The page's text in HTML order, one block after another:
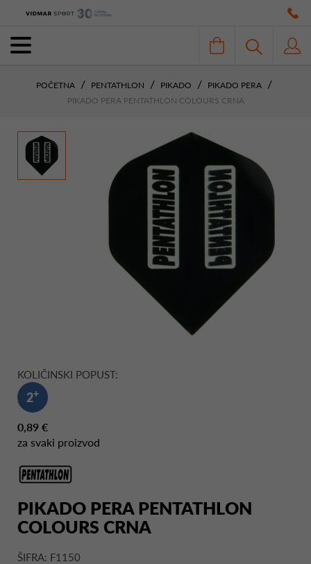
POČETNA PENTATHLON PIKADO
PIKADO PERA
PIKADO PERA PENTATHLON COLOURS CRNA
KOLIČINSKI POPUST:
2+
0,89 €
za svaki proizvod
PIKADO PERA PENTATHLON
COLOURS CRNA
ŠIFRA: F1150